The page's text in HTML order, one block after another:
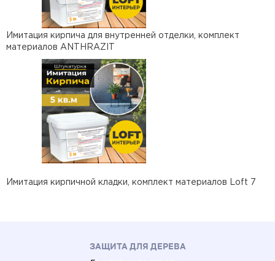
Имитация кирпича для внутренней отделки, комплект
материалов ANTHRAZIT
Имитация кирпичной кладки, комплект материалов Loft 7
ЗАЩИТА ДЛЯ ДЕРЕВА